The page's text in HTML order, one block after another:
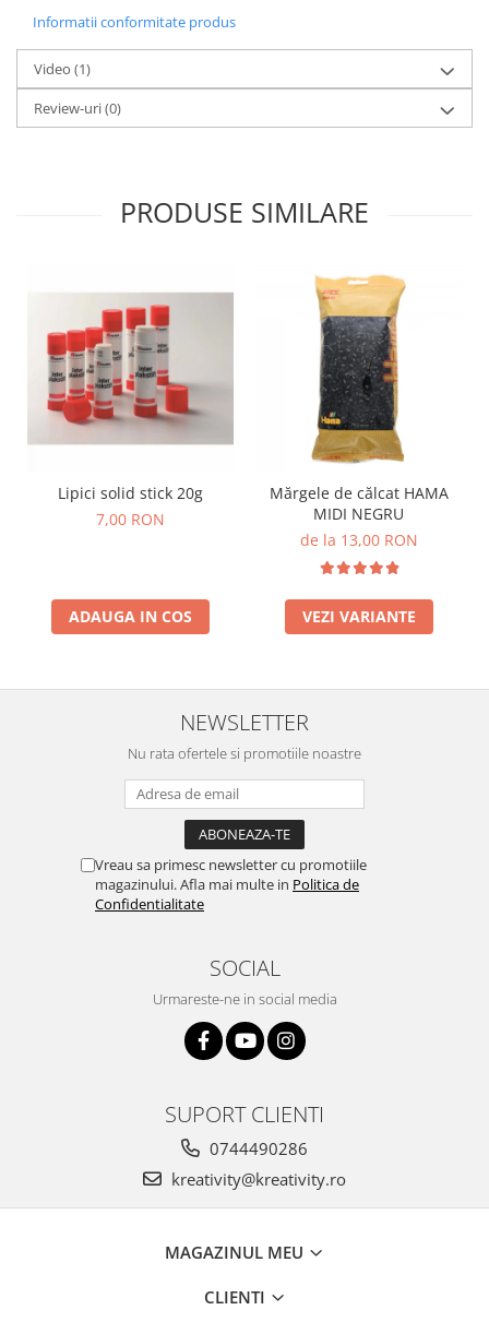
Informatii conformitate produs
Video (1)
Review-uri(0)
PRODUSE SIMILARE
Lipici solid stick 20g
7,00 RON
ADAUGA IN COS
Mărgele de călcat HAMA
MIDI NEGRU
de la 13,00 RON
VEZI VARIANTE
NEWSLETTER
Nu rata ofertele si promotiile noastre
Vreau sa primesc newsletter cu promotiile
magazinului. Afla mai multe in Politica de
Confidentialitate
SOCIAL
Urmareste-ne in social media
SUPORT CLIENTI
0744490286
kreativity@kreativity.ro
MAGAZINUL MEU
CLIENTI